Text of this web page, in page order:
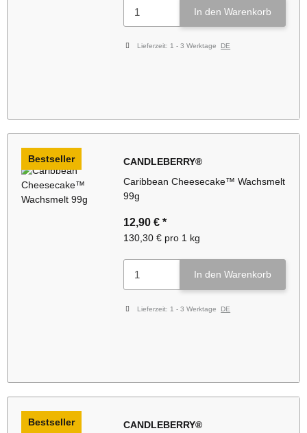
In den Warenkorb
Lieferzeit: 1 - 3 Werktage DE
Bestseller
CANDLEBERRY®
Caribbean Cheesecake™ Wachsmelt
99g
12,90 € *
130,30 € pro 1 kg
In den Warenkorb
Lieferzeit: 1 - 3 Werktage DE
Bestseller
CANDLEBERRY®